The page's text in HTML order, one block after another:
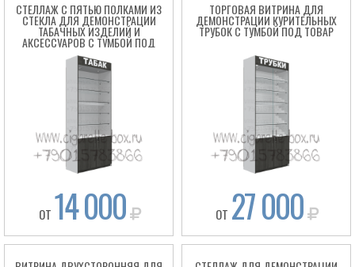
СТЕЛЛАЖ С ПЯТЬЮ ПОЛКАМИ ИЗ
СТЕКЛА ДЛЯ ДЕМОНСТРАЦИИ
ТАБАЧНЫХ ИЗДЕЛИЙ И
АКСЕССУАРОВ С ТУМБОЙ ПОД
ТОВАР
ОТ 14 000
ТОРГОВАЯ ВИТРИНА ДЛЯ
ДЕМОНСТРАЦИИ КУРИТЕЛЬНЫХ
ТРУБОК С ТУМБОЙ ПОД ТОВАР
ОТ 27 000